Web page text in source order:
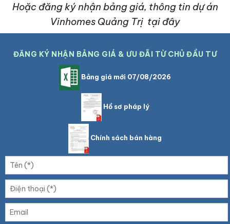
Hoặc đăng ký nhận bảng giá, thông tin dự án
Vinhomes Quảng Trị tại đây
ĐĂNG KÝ NHẬN BẢNG GIÁ & ƯU ĐÃI TỪ CHỦ ĐẦU TƯ
Bảng giá mới 07/08/2026
Hồ sơ pháp lý
Chính sách bán hàng